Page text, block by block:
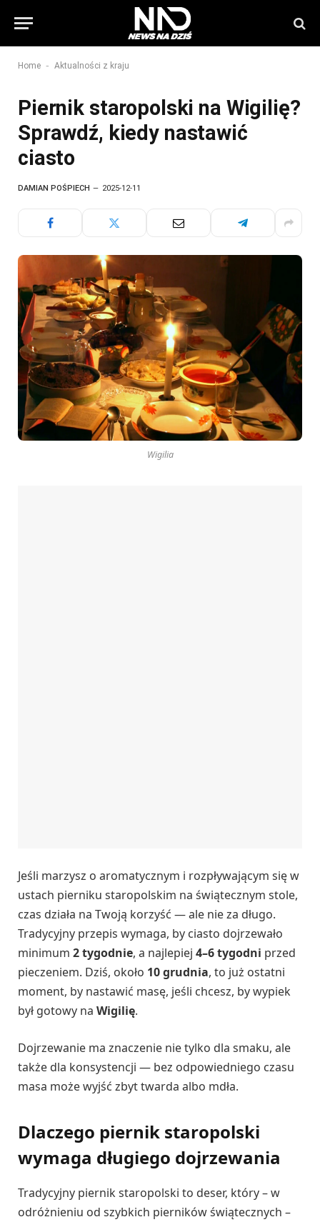
Home - Aktualności z kraju
Piernik staropolski na Wigilię?
Sprawdź, kiedy nastawić
ciasto
DAMIAN POŚPIECH 2025-12-11
Wigilia
Jeśli marzysz o aromatycznym i rozpływającym się w
ustach pierniku staropolskim na świątecznym stole,
czas działa na Twoją korzyść — ale nie za długo.
Tradycyjny przepis wymaga, by ciasto dojrzewało
minimum 2 tygodnie, a najlepiej 4–6 tygodni przed
pieczeniem. Dziś, około 10 grudnia, to już ostatni
moment, by nastawić masę, jeśli chcesz, by wypiek
był gotowy na Wigilię.
Dojrzewanie ma znaczenie nie tylko dla smaku, ale
także dla konsystencji — bez odpowiedniego czasu
masa może wyjść zbyt twarda albo mdła.
Dlaczego piernik staropolski
wymaga długiego dojrzewania
Tradycyjny piernik staropolski to deser, który – w
odróżnieniu od szybkich pierników świątecznych –